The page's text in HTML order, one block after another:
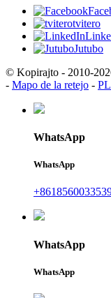
tvitero
Jutubo
© Kopirajto - 2010-
- Mapo de la retejo -
WhatsApp
WhatsApp
WhatsApp
WhatsApp